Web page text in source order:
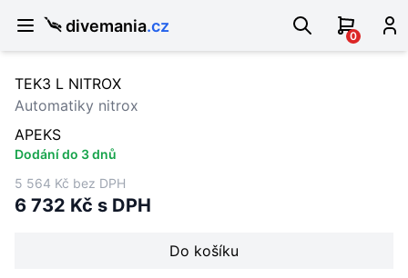
divemania.cz
0
TEK3 L NITROX
Automatiky nitrox
APEKS
Dodání do 3 dnů
5 564 Kč bez DPH
6 732 Kč s DPH
Do košíku